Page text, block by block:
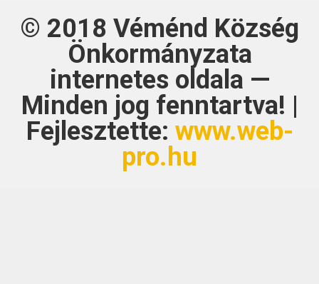
© 2018 Véménd Község
Önkormányzata
internetes oldala —
Minden jog fenntartva! |
Fejlesztette: www.web-
pro.hu